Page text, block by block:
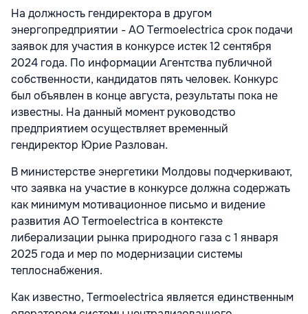
На должность гендиректора в другом
энергопредприятии - АО Termoelectrica срок подачи
заявок для участия в конкурсе истек 12 сентября
2024 года. По информации Агентства публичной
собственности, кандидатов пять человек. Конкурс
был объявлен в конце августа, результаты пока не
известны. На данный момент руководство
предприятием осуществляет временный
гендиректор Юрие Разлован.
В министерстве энергетики Молдовы подчеркивают,
что заявка на участие в конкурсе должна содержать
как минимум мотивационное письмо и видение
развития АО Termoelectrica в контексте
либерализации рынка природного газа с 1 января
2025 года и мер по модернизации системы
теплоснабжения.
Как известно, Termoelectrica является единственным